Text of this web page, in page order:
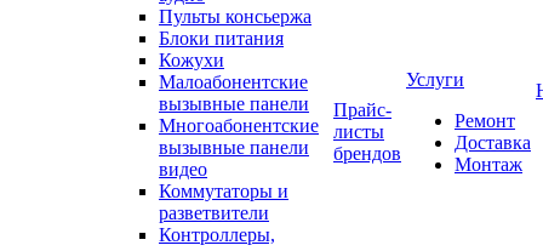
Пульты консьержа
Блоки питания
Кожухи
Малоабонентские
вызывные панели
Многоабонентские
вызывные панели
видео
Коммутаторы и
разветвители
Контроллеры,
Прайс-
листы
брендов
Услуги
Ремонт
Доставка
Монтаж